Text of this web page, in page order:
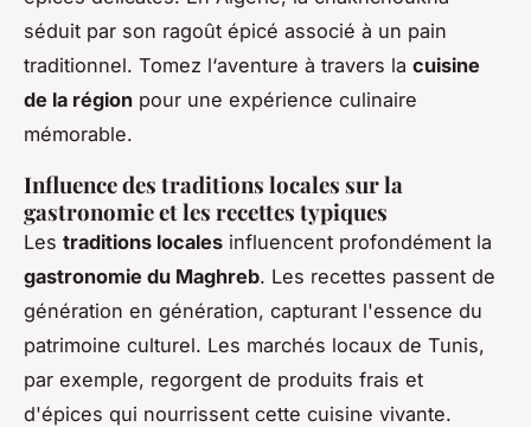
séduit par son ragoût épicé associé à un pain
traditionnel. Tomez l‘aventure à travers la cuisine
de la région pour une expérience culinaire
mémorable.
Influence des traditions locales sur la
gastronomie et les recettes typiques
Les traditions locales influencent profondément la
gastronomie du Maghreb. Les recettes passent de
génération en génération, capturant l'essence du
patrimoine culturel. Les marchés locaux de Tunis,
par exemple, regorgent de produits frais et
d'épices qui nourrissent cette cuisine vivante.